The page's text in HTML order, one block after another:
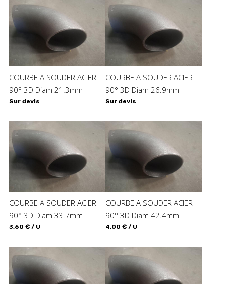
COURBE A SOUDER ACIER
90° 3D Diam 21.3mm
Sur devis
COURBE A SOUDER ACIER
90° 3D Diam 26.9mm
Sur devis
COURBE A SOUDER ACIER
90° 3D Diam 33.7mm
3,60 € / U
COURBE A SOUDER ACIER
90° 3D Diam 42.4mm
4,00 € / U